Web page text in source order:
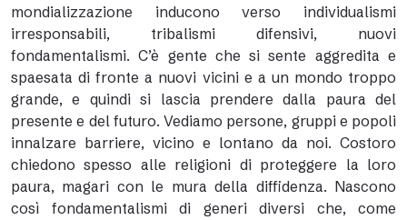
mondializzazione inducono verso individualismi
irresponsabili, tribalismi difensivi, nuovi
fondamentalismi. C’è gente che si sente aggredita e
spaesata di fronte a nuovi vicini e a un mondo troppo
grande, e quindi si lascia prendere dalla paura del
presente e del futuro. Vediamo persone, gruppi e popoli
innalzare barriere, vicino e lontano da noi. Costoro
chiedono spesso alle religioni di proteggere la loro
paura, magari con le mura della diffidenza. Nascono
così fondamentalismi di generi diversi che, come